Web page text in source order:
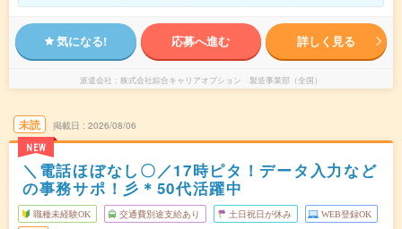
気になる! 応募へ進む 詳しく見る
派遣会社 株式会社綜合キャリアオプション 製造事業部（全国）
未読
NEW
掲載日 2026/08/06
＼電話ほぼなし〇／17時ピタ！データ入力など
の事務サポ！彡＊50代活躍中
職種未経験OK 交通費別途支給あり 土日祝日が休み WEB登録OK